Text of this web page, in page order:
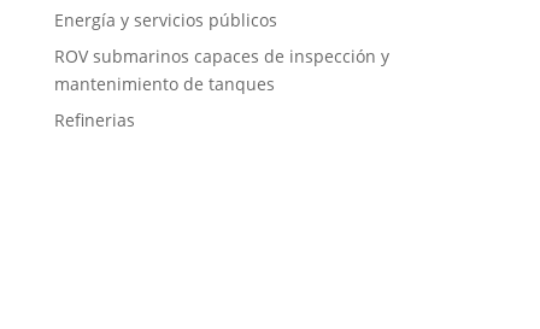
Energía y servicios públicos
ROV submarinos capaces de inspección y
mantenimiento de tanques
Refinerias